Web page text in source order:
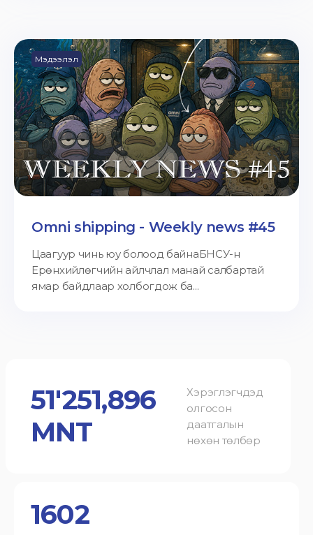
Мэдээлэл
Omni shipping - Weekly news #45
Цаагуур чинь юу болоод байнаБНСУ-н
Ерөнхийлөгчийн айлчлал манай салбартай
ямар байдлаар холбогдож ба...
51'251,896
MNT
Хэрэглэгчдэд
олгосон
даатгалын
нөхөн төлбөр
1602